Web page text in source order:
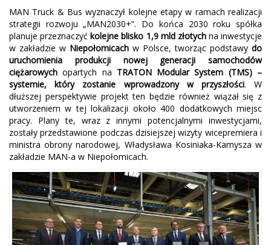
MAN Truck & Bus wyznaczył kolejne etapy w ramach realizacji
strategii rozwoju „MAN2030+”. Do końca 2030 roku spółka
planuje przeznaczyćkolejne blisko 1,9 mld złotychna inwestycje
w zakładzie w Niepołomicach w Polsce, tworząc podstawy do
uruchomienia produkcji nowej generacji samochodów
ciężarowych opartych na TRATON Modular System (TMS) –
systemie, który zostanie wprowadzony w przyszłości. W
dłuższej perspektywie projekt ten będzie również wiązał się z
utworzeniem w tej lokalizacji około 400 dodatkowych miejsc
pracy. Plany te, wraz z innymi potencjalnymi inwestycjami,
zostały przedstawione podczas dzisiejszej wizyty wicepremiera i
ministra obrony narodowej, Władysława Kosiniaka-Kamysza w
zakładzie MAN-a w Niepołomicach.